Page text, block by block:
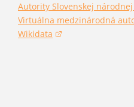
Autority Slovenskej
(otvorí sa v novom okne)
Virtuálna medzinárodná
(otvorí sa v novom okne)
Wikidata
(otvorí sa v novom okne)